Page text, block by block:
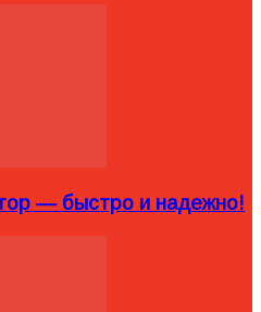
— быстро и надежно!